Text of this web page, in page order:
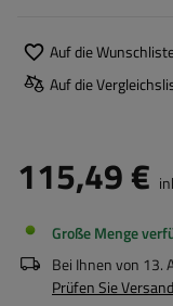
Auf die
Auf die
115,49 €
Große Menge
Bei Ihnen von 13.
Prüfen Sie